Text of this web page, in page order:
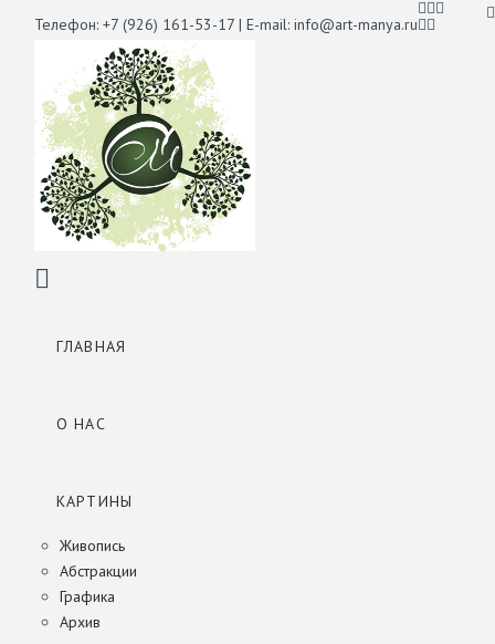
Телефон: +7 (926) 161-53-17 | E-mail: info@art-manya.ru
Сухонос
М.С.
Navigation
ГЛАВНАЯ
О НАС
КАРТИНЫ
Живопись
Абстракции
Графика
Архив